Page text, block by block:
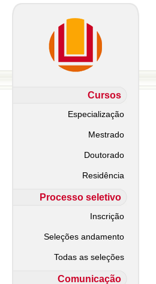
Cursos
Especialização
Mestrado
Doutorado
Residência
Processo seletivo
Inscrição
Seleções andamento
Todas as seleções
Comunicação